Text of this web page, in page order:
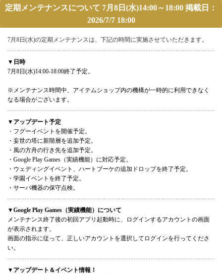
定期メンテナンスについて 7月8日(水)14:00～18:00 掲載日：
2026/7/7 18:00
7月8日(水)の定期メンテナンスは、下記の時間に実施させていただきます。
▼日時
7月8日(水)14:00-18:00終了予定。
※メンテナンス時間中、アイテムショップ内の機構が一時的に利用できなく
なる場合がございます。
▼アップデート予定
・フグーイベントを開催予定。
・妄世の塔に新階層を追加予定。
・風の方舟の行き先を追加予定。
・Google Play Games（実績機能）に対応予定。
・ウェディングイベント、ハートブーケの追加ドロップを終了予定。
・学園イベントを終了予定。
・サーバ機器の保守点検。
▼Google Play Games（実績機能）について
メンテナンス終了後の初回アプリ起動時に、ログインするアカウントの画面
が表示されます。
画面の指示に従って、正しいアカウントを選択してログインを行ってくださ
い。
▼アップデート＆イベント情報！